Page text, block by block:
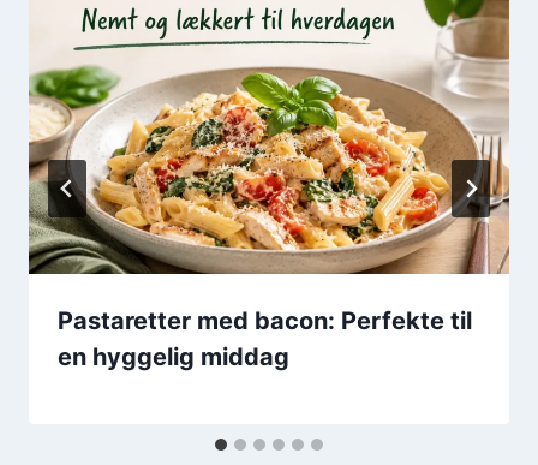
Pastaretter med bacon: Perfekte til
en hyggelig middag